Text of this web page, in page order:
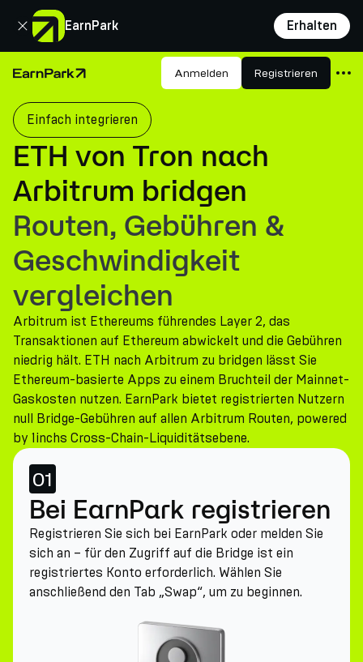
EarnPark Erhalten
Schließen
Startseite Anmelden Registrieren
Produkte
Märkte
Rechner
PARK Token
Ressourcen
Unternehmen
Einfach integrieren
ETH von Tron nach
Arbitrum bridgen
Routen, Gebühren &
Geschwindigkeit
vergleichen
Arbitrum ist Ethereums führendes Layer 2, das
Transaktionen auf Ethereum abwickelt und die Gebühren
niedrig hält. ETH nach Arbitrum zu bridgen lässt Sie
Ethereum-basierte Apps zu einem Bruchteil der Mainnet-
Gaskosten nutzen. EarnPark bietet registrierten Nutzern
null Bridge-Gebühren auf allen Arbitrum Routen, powered
by 1inchs Cross-Chain-Liquiditätsebene.
01
Bei EarnPark registrieren
Registrieren Sie sich bei EarnPark oder melden Sie
sich an – für den Zugriff auf die Bridge ist ein
registriertes Konto erforderlich. Wählen Sie
anschließend den Tab „Swap“, um zu beginnen.